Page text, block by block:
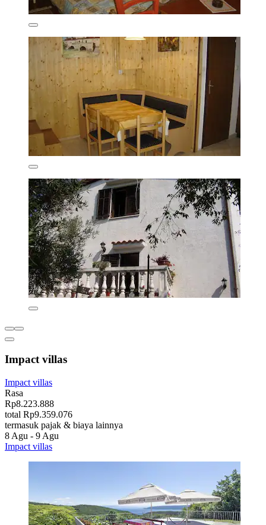
Impact villas
Impact villas
Rasa
Rp8.223.888
total Rp9.359.076
termasuk pajak & biaya lainnya
8 Agu - 9 Agu
Impact villas